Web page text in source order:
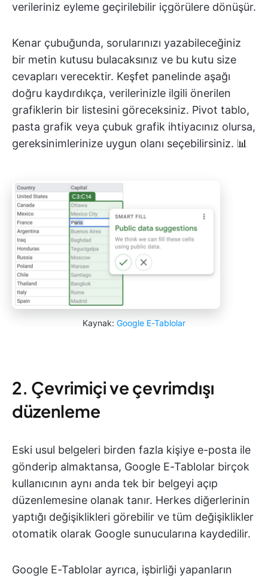
verileriniz eyleme geçirilebilir içgörülere dönüşür.
Kenar çubuğunda, sorularınızı yazabileceğiniz
bir metin kutusu bulacaksınız ve bu kutu size
cevapları verecektir. Keşfet panelinde aşağı
doğru kaydırdıkça, verilerinizle ilgili önerilen
grafiklerin bir listesini göreceksiniz. Pivot tablo,
pasta grafik veya çubuk grafik ihtiyacınız olursa,
gereksinimlerinize uygun olanı seçebilirsiniz. 📊
Kaynak: Google E-Tablolar
2. Çevrimiçi ve çevrimdışı
düzenleme
Eski usul belgeleri birden fazla kişiye e-posta ile
gönderip almaktansa, Google E-Tablolar birçok
kullanıcının aynı anda tek bir belgeyi açıp
düzenlemesine olanak tanır. Herkes diğerlerinin
yaptığı değişiklikleri görebilir ve tüm değişiklikler
otomatik olarak Google sunucularına kaydedilir.
Google E-Tablolar ayrıca, işbirliği yapanların